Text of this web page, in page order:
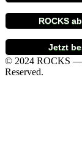
ROCKS
Jetzt
© 2024 ROCKS —
Reserved.